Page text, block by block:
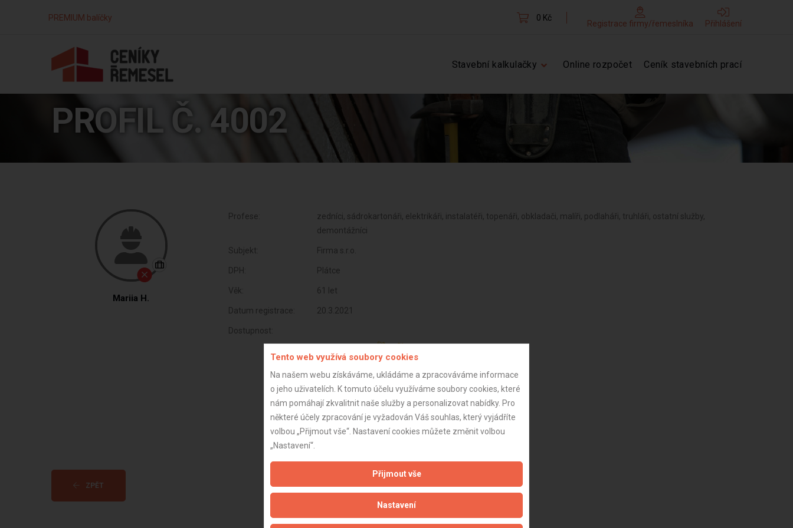
PREMIUM balíčky 0 Kč
Registrace firmy/řemeslníka Přihlášení
Stavební kalkulačky Online rozpočet Ceník stavebních prací
PROFIL Č. 4002
Mariia H.
Profese:
zedníci, sádrokartonáři, elektrikáři, instalatéři, topenáři, obkladači, malíři, podlaháři, truhláři, ostatní služby,
demontážníci
Subjekt: Firma s.r.o.
DPH: Plátce
Věk: 61 let
Datum registrace: 20.3.2021
Dostupnost:
ZPĚT Aktualizováno z portálu ARES dne 31.12.2023 07:00:15
Tento web využívá soubory cookies
Na našem webu získáváme, ukládáme a zpracováváme informace
o jeho uživatelích. K tomuto účelu využíváme soubory cookies, které
nám pomáhají zkvalitnit naše služby a personalizovat nabídky. Pro
některé účely zpracování je vyžadován Váš souhlas, který vyjádříte
volbou „Přijmout vše“. Nastavení cookies můžete změnit volbou
„Nastavení“.
Přijmout vše
Nastavení